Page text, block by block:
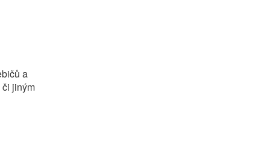
a
jiným